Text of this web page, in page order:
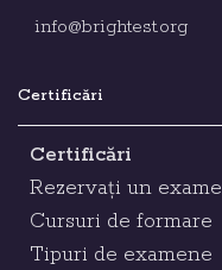
info@brightest.org
Certificări
Certificări
Rezervați un
Cursuri de formare
Tipuri de examene